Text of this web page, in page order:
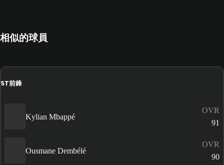
相似的球員
ST前鋒
Kylian Mbappé
OVR
91
Ousmane Dembélé
OVR
90